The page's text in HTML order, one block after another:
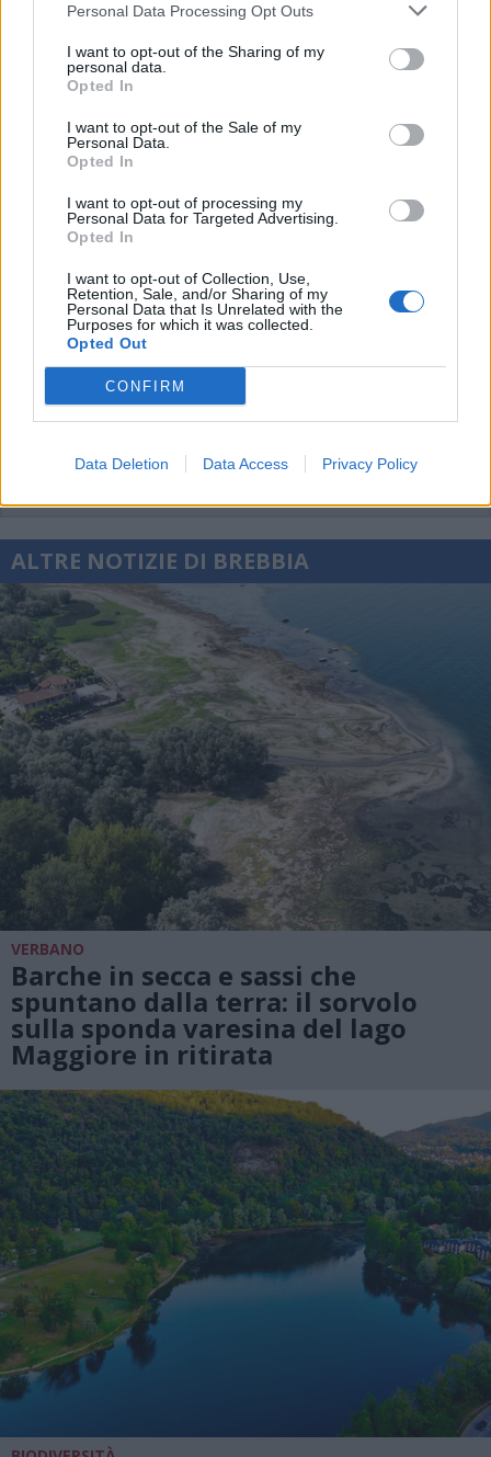
Personal Data Processing Opt Outs
I want to opt-out of the Sharing of my
personal data.
Opted In
I want to opt-out of the Sale of my
Personal Data.
Opted In
I want to opt-out of processing my
Personal Data for Targeted Advertising.
Opted In
I want to opt-out of Collection, Use,
Retention, Sale, and/or Sharing of my
Personal Data that Is Unrelated with the
Purposes for which it was collected.
Opted Out
CONFIRM
Data Deletion Data Access Privacy Policy
ALTRE NOTIZIE DI BREBBIA
VERBANO
Barche in secca e sassi che
spuntano dalla terra: il sorvolo
sulla sponda varesina del lago
Maggiore in ritirata